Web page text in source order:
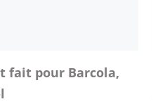
fait pour Barcola,